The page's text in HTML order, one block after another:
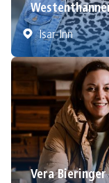
Isar-Inn
Vera Bieringer